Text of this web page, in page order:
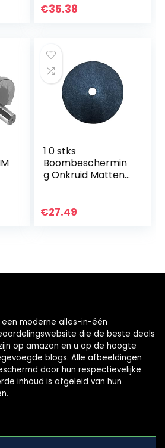
spiraal groef stap
€35.38
1 0 stks
Boombeschermin
g Onkruid Matten
Mats Control Doek
€27.49
moderne alles-in-één
die de beste deals
op amazon en u op de hoogte
blogs. Alle afbeeldingen
door hun respectievelijke
inhoud is afgeleid van hun